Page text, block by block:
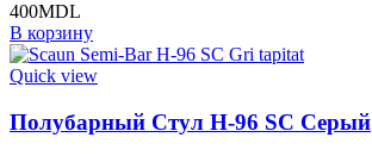
400MDL
В корзину
Quick view
Полубарный Стул H-96 SC Серый